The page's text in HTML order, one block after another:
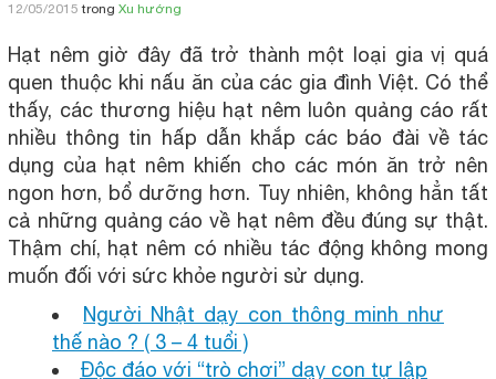
12/05/2015 trong Xu hướng
Hạt nêm giờ đây đã trở thành một loại gia vị quá
quen thuộc khi nấu ăn của các gia đình Việt. Có thể
thấy, các thương hiệu hạt nêm luôn quảng cáo rất
nhiều thông tin hấp dẫn khắp các báo đài về tác
dụng của hạt nêm khiến cho các món ăn trở nên
ngon hơn, bổ dưỡng hơn. Tuy nhiên, không hẳn tất
cả những quảng cáo về hạt nêm đều đúng sự thật.
Thậm chí, hạt nêm có nhiều tác động không mong
muốn đối với sức khỏe người sử dụng.
Người Nhật dạy con thông minh như
thế nào ? ( 3 – 4 tuổi )
Độc đáo với “trò chơi” dạy con tự lập